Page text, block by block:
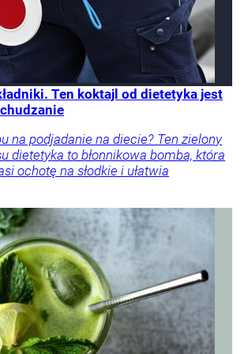
Ten koktajl od dietetyka jest
na podjadanie na diecie? Ten zielony
dietetyka to błonnikowa bomba, która
ochotę na słodkie i ułatwia